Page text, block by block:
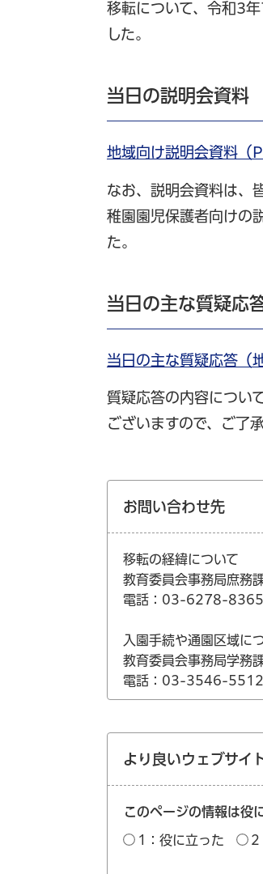
移転について、令和3
した。
当日の説明会資料
地域向け説明会資料（
なお、説明会資料は、
稚園園児保護者向けの
た。
当日の主な質疑応
当日の主な質疑応答（
質疑応答の内容につい
ございますので、ご了
お問い合わせ先
移転の経緯について
教育委員会事務局庶務
電話：03-6278-8365
入園手続や通園区域に
教育委員会事務局学務
電話：03-3546-
より良いウェブサイ
このページの情報は役
1：役に立った 2